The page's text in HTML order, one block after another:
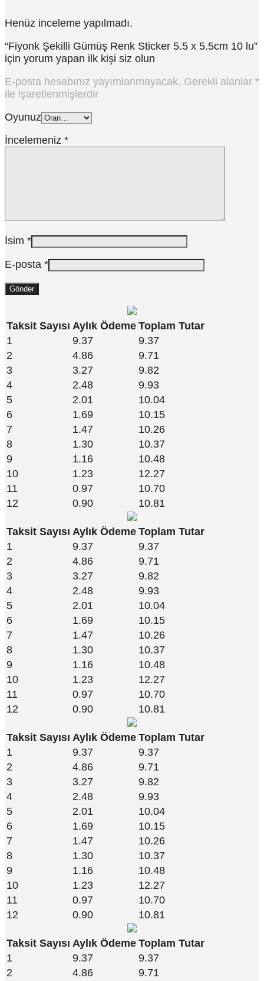
Henüz inceleme yapılmadı.
“Fiyonk Şekilli Gümüş Renk Sticker 5.5 x 5.5cm 10 lu”
için yorum yapan ilk kişi siz olun
E-posta hesabınız yayımlanmayacak. Gerekli alanlar *
ile işaretlenmişlerdir
Oyunuz
İncelemeniz *
İsim *
E-posta *
Taksit Sayısı Aylık Ödeme Toplam Tutar
1
9.37
9.37
2
4.86
9.71
3
3.27
9.82
4
2.48
9.93
5
2.01
10.04
6
1.69
10.15
7
1.47
10.26
8
1.30
10.37
9
1.16
10.48
10
1.23
12.27
11
0.97
10.70
12
0.90 10.81
Taksit Sayısı Aylık Ödeme Toplam Tutar
1
9.37
9.37
2
4.86
9.71
3
3.27
9.82
4
2.48
9.93
5
2.01
10.04
6
1.69
10.15
7
1.47
10.26
8
1.30
10.37
9
1.16
10.48
10
1.23
12.27
11
0.97
10.70
12
0.90 10.81
Taksit Sayısı Aylık Ödeme Toplam Tutar
1
9.37
9.37
2
4.86
9.71
3
3.27
9.82
4
2.48
9.93
5
2.01
10.04
6
1.69
10.15
7
1.47
10.26
8
1.30
10.37
9
1.16
10.48
10
1.23
12.27
11
0.97
10.70
12
0.90 10.81
Taksit Sayısı Aylık Ödeme Toplam Tutar
1
9.37
9.37
2
4.86
9.71